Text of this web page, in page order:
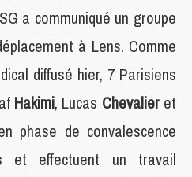
a communiqué un groupe
à Lens. Comme
diffusé hier, 7 Parisiens
Hakimi, Lucas Chevalier et
phase de convalescence
et effectuent un travail